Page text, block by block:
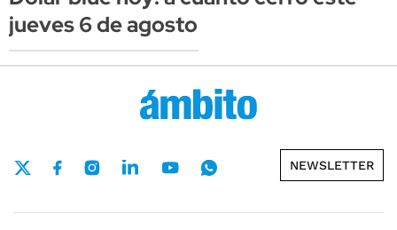
jueves 6 de agosto
NEWSLETTER